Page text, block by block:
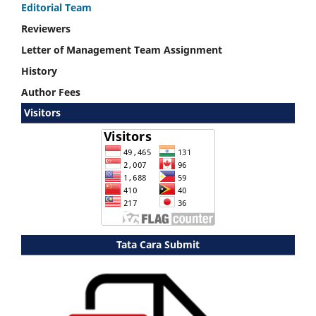
Editorial Team
Reviewers
Letter of Management Team Assignment
History
Author Fees
Visitors
Tata Cara Submit